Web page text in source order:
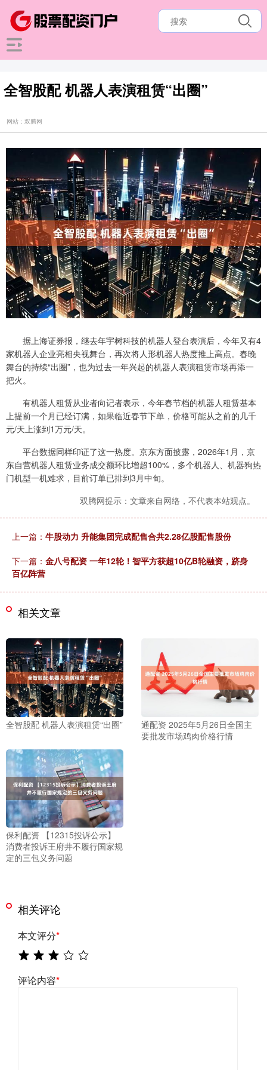
全智股配 机器人表演租赁“出圈”
网站：双腾网
据上海证券报，继去年宇树科技的机器人登台表演后，今年又有4
家机器人企业亮相央视舞台，再次将人形机器人热度推上高点。春晚
舞台的持续“出圈”，也为过去一年兴起的机器人表演租赁市场再添一
把火。
有机器人租赁从业者向记者表示，今年春节档的机器人租赁基本
上提前一个月已经订满，如果临近春节下单，价格可能从之前的几千
元/天上涨到1万元/天。
平台数据同样印证了这一热度。京东方面披露，2026年1月，京
东自营机器人租赁业务成交额环比增超100%，多个机器人、机器狗热
门机型一机难求，目前订单已排到3月中旬。
双腾网提示：文章来自网络，不代表本站观点。
上一篇： 牛股动力 升能集团完成配售合共2.28亿股配售股份
下一篇： 金八号配资 一年12轮！智平方获超10亿B轮融资，跻身
百亿阵营
相关文章
全智股配 机器人表演租赁“出圈”
通配资 2025年5月26日全国主
要批发市场鸡肉价格行情
保利配资 【12315投诉公示】
消费者投诉王府井不履行国家规
定的三包义务问题
相关评论
本文评分*
评论内容*